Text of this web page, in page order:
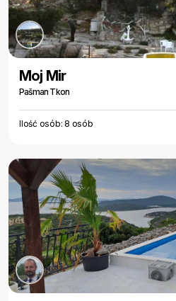
Moj Mir
Pašman Tkon
Ilość osób: 8 osób